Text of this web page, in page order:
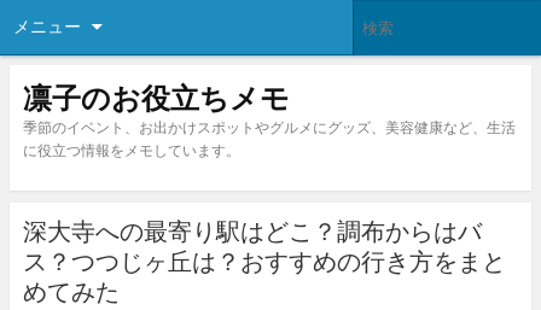
メニュー
凛子のお役立ちメモ
季節のイベント、お出かけスポットやグルメにグッズ、美容健康など、生活
に役立つ情報をメモしています。
深大寺への最寄り駅はどこ？調布からはバ
ス？つつじヶ丘は？おすすめの行き方をまと
めてみた